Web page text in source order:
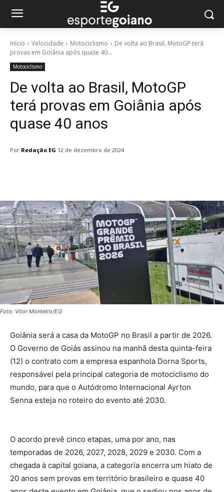
Início Velocidade Motociclismo
De volta ao Brasil, MotoGP terá
provas em Goiânia após quase 40...
Motociclismo
De volta ao Brasil, MotoGP
terá provas em Goiânia após
quase 40 anos
Por Redação EG 12 de dezembro de 2024
Foto: Vitor Monteiro/EG
Goiânia será a casa da MotoGP no Brasil a partir de 2026.
O Governo de Goiás assinou na manhã desta quinta-feira
(12) o contrato com a empresa espanhola Dorna Sports,
responsável pela principal categoria de motociclismo do
mundo, para que o Autódromo Internacional Ayrton
Senna esteja no roteiro do evento até 2030.
O acordo prevê cinco etapas, uma por ano, nas
temporadas de 2026, 2027, 2028, 2029 e 2030. Com a
chegada à capital goiana, a categoria encerra um hiato de
20 anos sem provas em território brasileiro e quase 40